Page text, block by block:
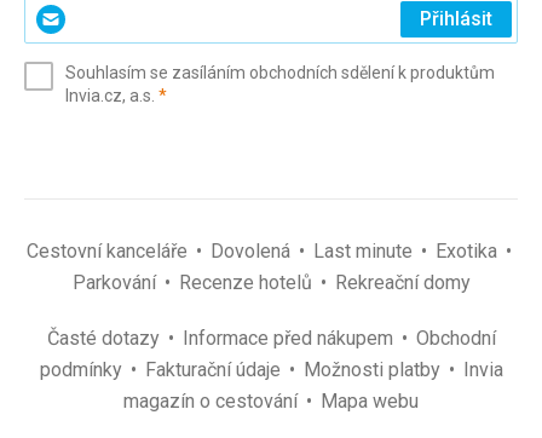
Zadejte
svůj
(povinné)
Přihlásit
Souhlasím se zasíláním obchodních sdělení k produktům
Invia.cz, a.s. *(povinné)
Cestovní kanceláře Dovolená Last minute
Exotika
Parkování
Recenze hotelů Rekreační domy
Časté dotazy Informace před nákupem
Obchodní
podmínky
Fakturační údaje Možnosti platby
Invia
magazín o cestování
Mapa webu